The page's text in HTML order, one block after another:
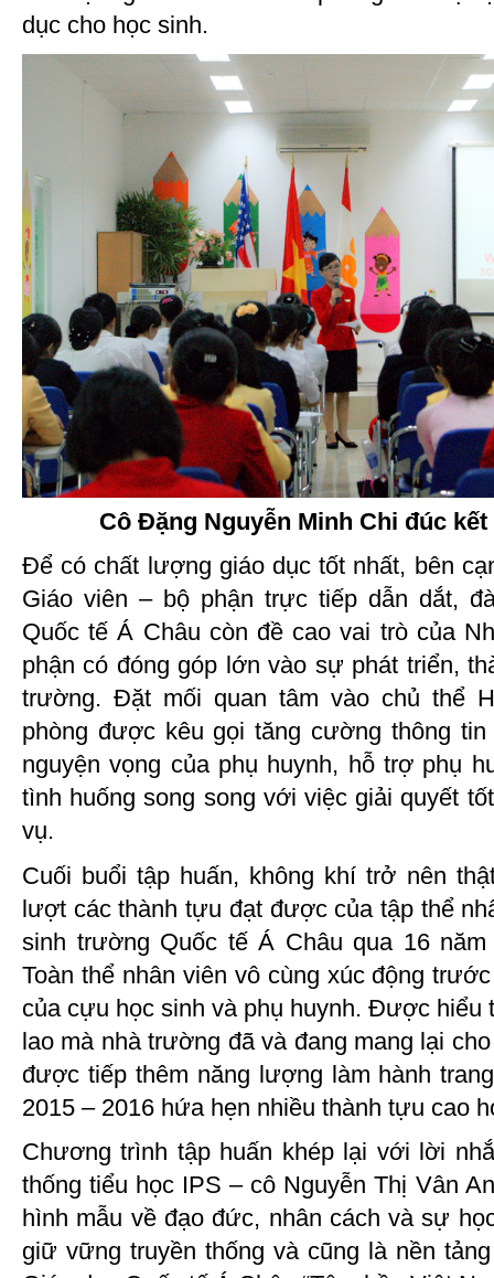
dục cho học sinh.
Cô Đặng Nguyễn Minh Chi đúc
Để có chất lượng giáo dục tốt nhất, bên
Giáo viên – bộ phận trực tiếp dẫn dắt,
Quốc tế Á Châu còn đề cao vai trò của
phận có đóng góp lớn vào sự phát triển,
trường. Đặt mối quan tâm vào chủ thể
phòng được kêu gọi tăng cường thông
nguyện vọng của phụ huynh, hỗ trợ phụ
tình huống song song với việc giải quyết
vụ.
Cuối buổi tập huấn, không khí trở nên
lượt các thành tựu đạt được của tập thể
sinh trường Quốc tế Á Châu qua 16
Toàn thể nhân viên vô cùng xúc động
của cựu học sinh và phụ huynh. Được hiểu
lao mà nhà trường đã và đang mang lại
được tiếp thêm năng lượng làm hành
2015 – 2016 hứa hẹn nhiều thành tựu cao
Chương trình tập huấn khép lại với lời
thống tiểu học IPS – cô Nguyễn Thị Vân
hình mẫu về đạo đức, nhân cách và sự
giữ vững truyền thống và cũng là nền